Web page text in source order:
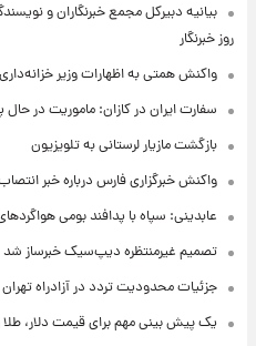
بیانیه دبیرکل مجمع خبرنگاران و
روز خبرنگار
واکنش همتی به اظهارات وزیر خزانه‌داری
سفارت ایران در کازان: ماموریت در
بازگشت مازیار لرستانی به تلویزیون
واکنش خبرگزاری فارس درباره خبر
عابدینی: سپاه با پدافند بومی
تصمیم غیرمنتظره دیپ‌سیک خبرساز شد
جزئیات محدودیت تردد در آزادراه
یک پیش ‌بینی مهم برای قیمت دلار، طلا و سکه